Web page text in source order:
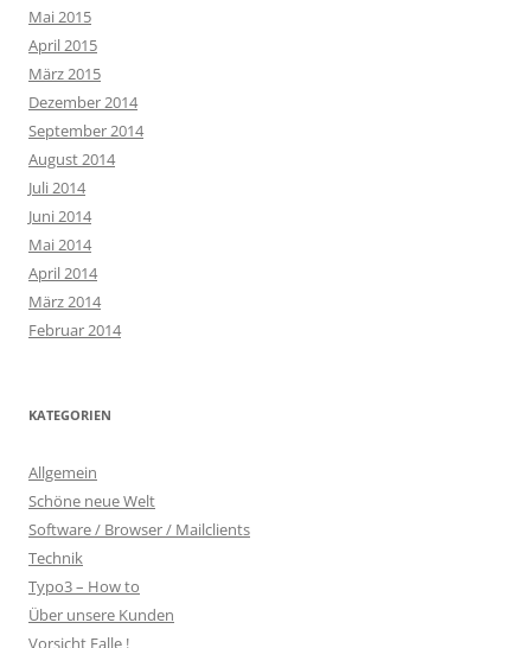
Mai 2015
April 2015
März 2015
Dezember 2014
September 2014
August 2014
Juli 2014
Juni 2014
Mai 2014
April 2014
März 2014
Februar 2014
KATEGORIEN
Allgemein
Schöne neue Welt
Software / Browser / Mailclients
Technik
Typo3 – How to
Über unsere Kunden
Vorsicht Falle !